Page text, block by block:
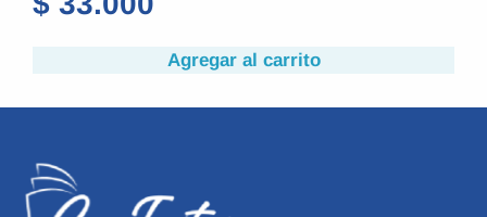
Agregar al carrito